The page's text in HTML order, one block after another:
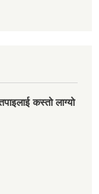
कस्तो लाग्यो